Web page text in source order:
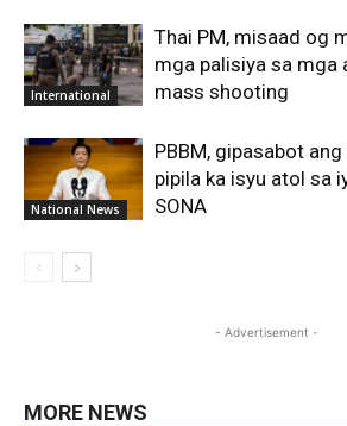
International
Thai PM, misaad og
mga palisiya sa mga
mass shooting
National News
PBBM, gipasabot
pipila ka isyu atol sa
SONA
- Advertisement -
MORE NEWS